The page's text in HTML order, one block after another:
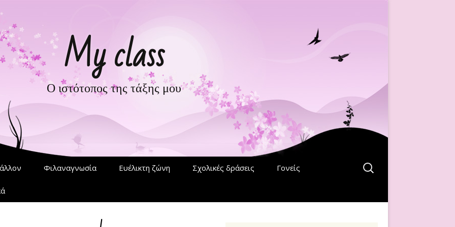
My class
Ο ιστότοπος της τάξης μου
Φιλαναγνωσία Ευέλικτη ζώνη Σχολικές δράσεις Γονείς
Αναζήτηση
για: